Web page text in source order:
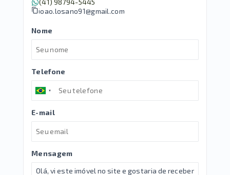
(41) 98794-5445
joao.losano91@gmail.com
Nome
Telefone
E-mail
Mensagem